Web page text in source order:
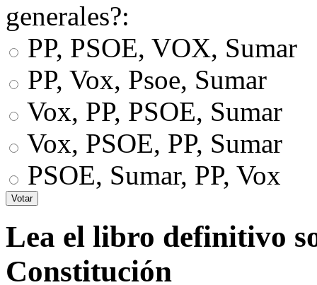
generales?:
PP, PSOE, VOX, Sumar
PP, Vox, Psoe, Sumar
Vox, PP, PSOE, Sumar
Vox, PSOE, PP, Sumar
PSOE, Sumar, PP, Vox
Lea el libro definitivo
Constitución